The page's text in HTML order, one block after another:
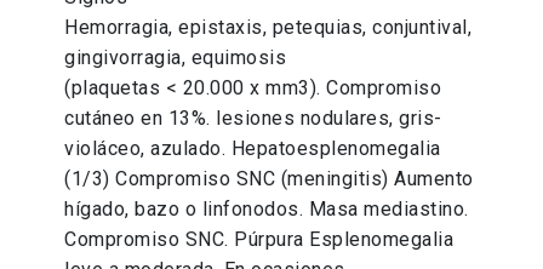
Hemorragia, epistaxis, petequias, conjuntival,
gingivorragia, equimosis
(plaquetas < 20.000 x mm3). Compromiso
cutáneo en 13%. lesiones nodulares, gris-
violáceo, azulado. Hepatoesplenomegalia
(1/3) Compromiso SNC (meningitis) Aumento
hígado, bazo o linfonodos. Masa mediastino.
Compromiso SNC. Púrpura Esplenomegalia